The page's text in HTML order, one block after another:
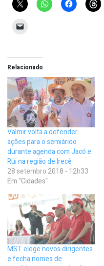
Relacionado
Valmir volta a defender
ações para o semiárido
durante agenda com Jacó e
Rui na região de Irecê
28 setembro 2018 - 12h33
Em "Cidades"
MST elege novos dirigentes
e fecha nomes de